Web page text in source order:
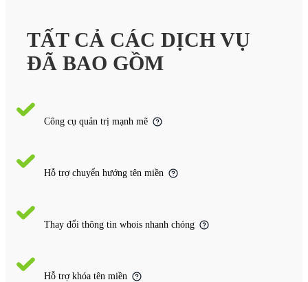
TẤT CẢ CÁC DỊCH VỤ
ĐÃ BAO GỒM
Công cụ quản trị mạnh mẽ
Hỗ trợ chuyển hướng tên miền
Thay đổi thông tin whois nhanh chóng
Hỗ trợ khóa tên miền